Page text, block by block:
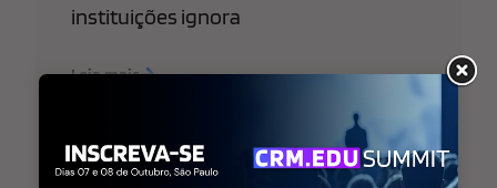
instituições ignora
Leia mais
Estratégia de
Marketing Educacional